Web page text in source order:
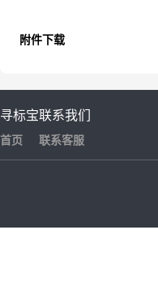
附件下载
寻标宝
首页
联系我们
联系客服